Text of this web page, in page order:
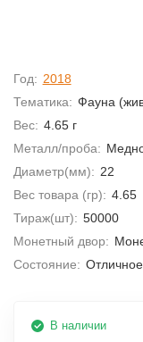
Год: 2018
Тематика: Фауна
Вес: 4.65 г
Металл/проба:
Диаметр(мм): 22
Вес товара (гр): 4.65
Тираж(шт): 50000
Монетный двор:
Состояние:
В наличии